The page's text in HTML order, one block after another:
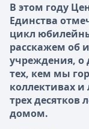
В этом году
Единства
цикл
расскажем об
учреждения, о
тех, кем мы
коллективах
трех десятков
домом.